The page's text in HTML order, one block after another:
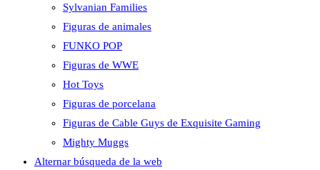
Sylvanian Families
Figuras de animales
FUNKO POP
Figuras de WWE
Hot Toys
Figuras de porcelana
Figuras de Cable Guys de Exquisite Gaming
Mighty Muggs
Alternar búsqueda de la web